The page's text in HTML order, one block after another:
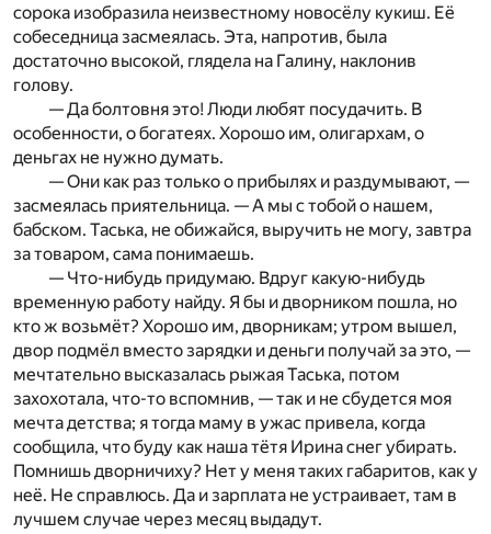
сорока изобразила неизвестному новосёлу кукиш. Её
собеседница засмеялась. Эта, напротив, была
достаточно высокой, глядела на Галину, наклонив
голову.
— Да болтовня это! Люди любят посудачить. В
особенности, о богатеях. Хорошо им, олигархам, о
деньгах не нужно думать.
— Они как раз только о прибылях и раздумывают, —
засмеялась приятельница. — А мы с тобой о нашем,
бабском. Таська, не обижайся, выручить не могу, завтра
за товаром, сама понимаешь.
— Что-нибудь придумаю. Вдруг какую-нибудь
временную работу найду. Я бы и дворником пошла, но
кто ж возьмёт? Хорошо им, дворникам; утром вышел,
двор подмёл вместо зарядки и деньги получай за это, —
мечтательно высказалась рыжая Таська, потом
захохотала, что-то вспомнив, — так и не сбудется моя
мечта детства; я тогда маму в ужас привела, когда
сообщила, что буду как наша тётя Ирина снег убирать.
Помнишь дворничиху? Нет у меня таких габаритов, как у
неё. Не справлюсь. Да и зарплата не устраивает, там в
лучшем случае через месяц выдадут.